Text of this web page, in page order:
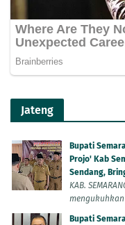
Jateng
Bupati
Projo' Kab
Sendang,
KAB.
Bupati